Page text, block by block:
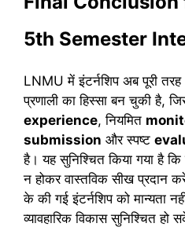
5th Semester
LNMU में इंटर्नशिप अब पूरी तरह
प्रणाली का हिस्सा बन चुकी है,
experience, नियमित
submission और स्पष्ट
है। यह सुनिश्चित किया गया है
न होकर वास्तविक सीख प्रदान
के की गई इंटर्नशिप को मान्यता
व्यावहारिक विकास सुनिश्चित हो